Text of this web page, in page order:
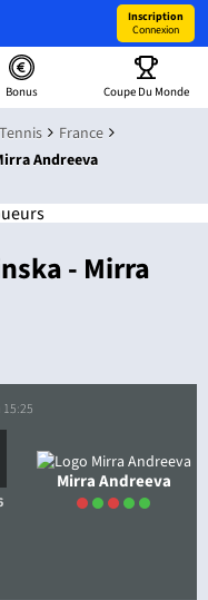
Inscription
Connexion
Bonus Coupe Du Monde
Tennis
France
Andreeva
- Mirra
15:25
Mirra Andreeva